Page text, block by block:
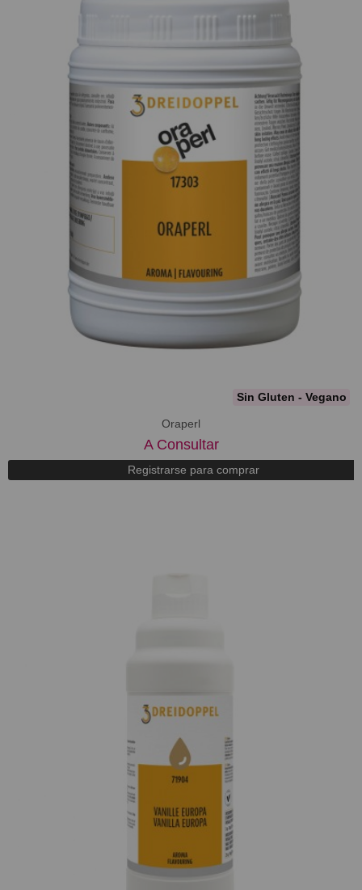
Sin Gluten - Vegano
Oraperl
A Consultar
Registrarse para comprar